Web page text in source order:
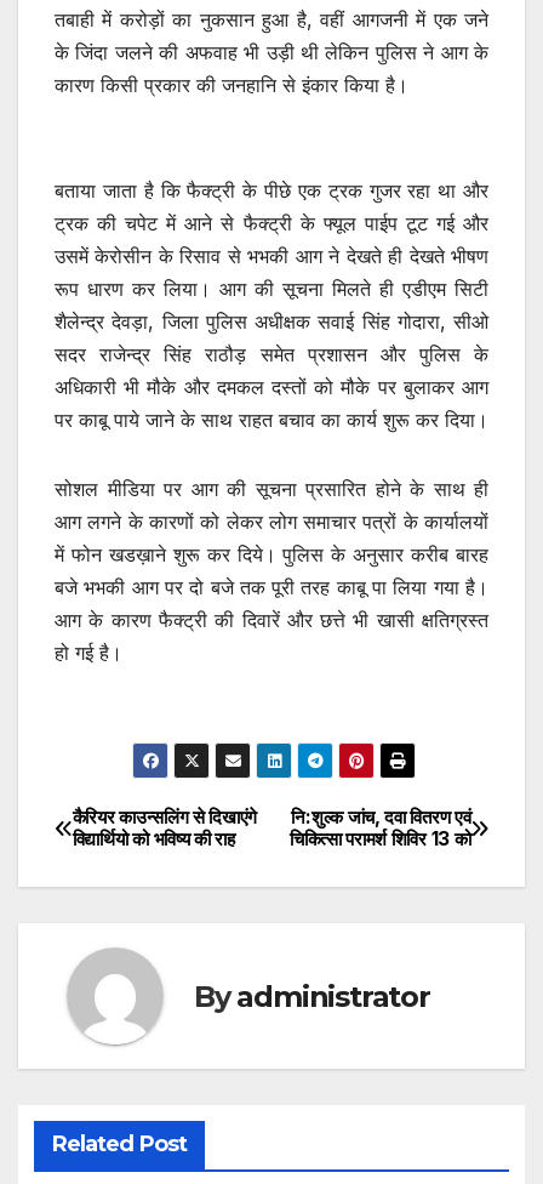
तबाही में करोड़ों का नुकसान हुआ है, वहीं आगजनी में एक जने
के जिंदा जलने की अफवाह भी उड़ी थी लेकिन पुलिस ने आग के
कारण किसी प्रकार की जनहानि से इंकार किया है।
बताया जाता है कि फैक्ट्री के पीछे एक ट्रक गुजर रहा था और
ट्रक की चपेट में आने से फैक्ट्री के फ्यूल पाईप टूट गई और
उसमें केरोसीन के रिसाव से भभकी आग ने देखते ही देखते भीषण
रूप धारण कर लिया। आग की सूचना मिलते ही एडीएम सिटी
शैलेन्द्र देवड़ा, जिला पुलिस अधीक्षक सवाई सिंह गोदारा, सीओ
सदर राजेन्द्र सिंह राठौड़ समेत प्रशासन और पुलिस के
अधिकारी भी मौके और दमकल दस्तों को मौके पर बुलाकर आग
पर काबू पाये जाने के साथ राहत बचाव का कार्य शुरू कर दिया।
सोशल मीडिया पर आग की सूचना प्रसारित होने के साथ ही
आग लगने के कारणों को लेकर लोग समाचार पत्रों के कार्यालयों
में फोन खडख़ाने शुरू कर दिये। पुलिस के अनुसार करीब बारह
बजे भभकी आग पर दो बजे तक पूरी तरह काबू पा लिया गया है।
आग के कारण फैक्ट्री की दिवारें और छत्ते भी खासी क्षतिग्रस्त
हो गई है।
Post
navigation
नि:शुल्क जांच, दवा वितरण एवं
चिकित्सा परामर्श शिविर 13 को
कैरियर काउन्सलिंग से दिखाएंगे
विद्यार्थियो को भविष्य की राह
Byadministrator
Related Post